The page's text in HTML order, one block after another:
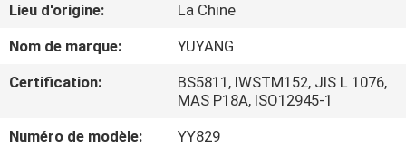
AU
DE
NOUS
Lieu d'origine:
La Chine
Nom de marque:
YUYANG
Certification:
BS5811, IWSTM152, JIS L 1076,
MAS P18A, ISO12945-1
Numéro de modèle:
YY829